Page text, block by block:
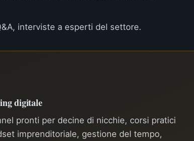
interviste a esperti del settore.
digitale
pronti per decine di nicchie, corsi pratici
imprenditoriale, gestione del tempo,